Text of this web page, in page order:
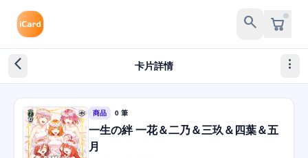
search
arrow_back_ios_new 卡片詳情 more_vert
商品 0 筆
一生の絆 一花＆二乃＆三玖＆四葉＆五
月